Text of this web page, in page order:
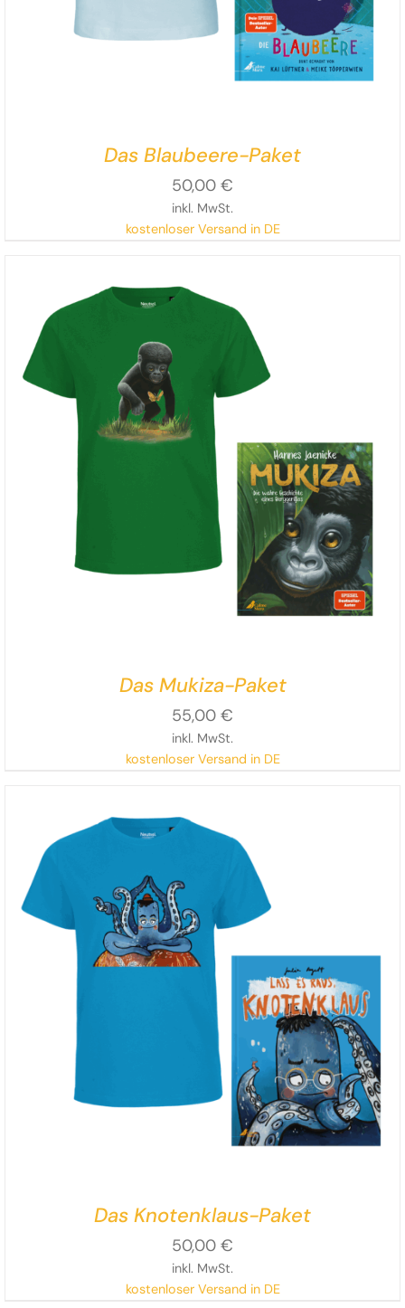
Das Blaubeere-Paket
50,00 €
inkl. MwSt.
kostenloser Versand in DE
Das Mukiza-Paket
55,00 €
inkl. MwSt.
kostenloser Versand in DE
Das Knotenklaus-Paket
50,00 €
inkl. MwSt.
kostenloser Versand in DE